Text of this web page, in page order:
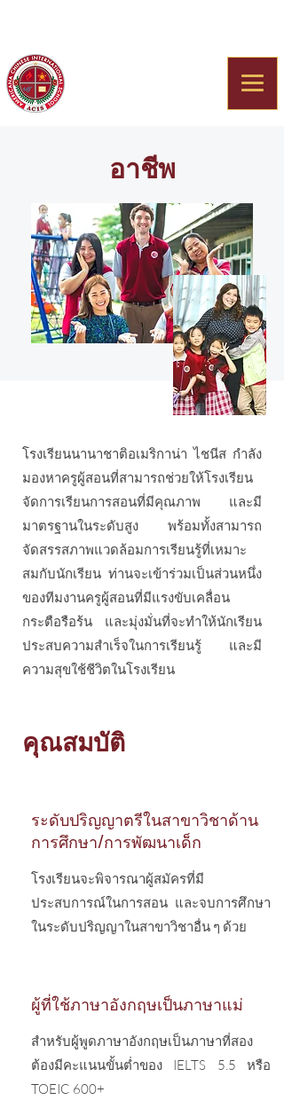
อาชีพ
โรงเรียนนานาชาติอเมริกาน่า ไชนีส กำลัง
มองหาครูผู้สอนที่สามารถช่วยให้โรงเรียน
จัดการเรียนการสอนที่มีคุณภาพ และมี
มาตรฐานในระดับสูง พร้อมทั้งสามารถ
จัดสรรสภาพแวดล้อมการเรียนรู้ที่เหมาะ
สมกับนักเรียน ท่านจะเข้าร่วมเป็นส่วนหนึ่ง
ของทีมงานครูผู้สอนที่มีแรงขับเคลื่อน
กระตือรือร้น และมุ่งมั่นที่จะทำให้นักเรียน
ประสบความสำเร็จในการเรียนรู้ และมี
ความสุขใช้ชีวิตในโรงเรียน
คุณสมบัติ
ระดับปริญญาตรีในสาขาวิชาด้าน
การศึกษา/การพัฒนาเด็ก
โรงเรียนจะพิจารณาผู้สมัครที่มี
ประสบการณ์ในการสอน และจบการศึกษา
ในระดับปริญญาในสาขาวิชาอื่น ๆ ด้วย
ผู้ที่ใช้ภาษาอังกฤษเป็นภาษาแม่
สำหรับผู้พูดภาษาอังกฤษเป็นภาษาที่สอง
ต้องมีคะแนนขั้นต่ำของ IELTS 5.5 หรือ
TOEIC 600+